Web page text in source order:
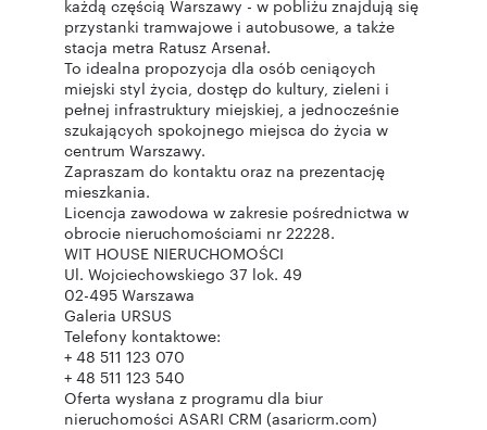
każdą częścią Warszawy - w pobliżu znajdują się
przystanki tramwajowe i autobusowe, a także
stacja metra Ratusz Arsenał.
To idealna propozycja dla osób ceniących
miejski styl życia, dostęp do kultury, zieleni i
pełnej infrastruktury miejskiej, a jednocześnie
szukających spokojnego miejsca do życia w
centrum Warszawy.
Zapraszam do kontaktu oraz na prezentację
mieszkania.
Licencja zawodowa w zakresie pośrednictwa w
obrocie nieruchomościami nr 22228.
WIT HOUSE NIERUCHOMOŚCI
Ul. Wojciechowskiego 37 lok. 49
02-495 Warszawa
Galeria URSUS
Telefony kontaktowe:
+ 48 511 123 070
+ 48 511 123 540
Oferta wysłana z programu dla biur
nieruchomości ASARI CRM (asaricrm.com)